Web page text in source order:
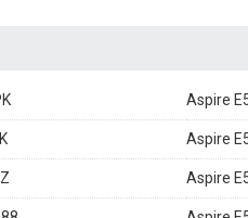
Aspire
Aspire
Aspire